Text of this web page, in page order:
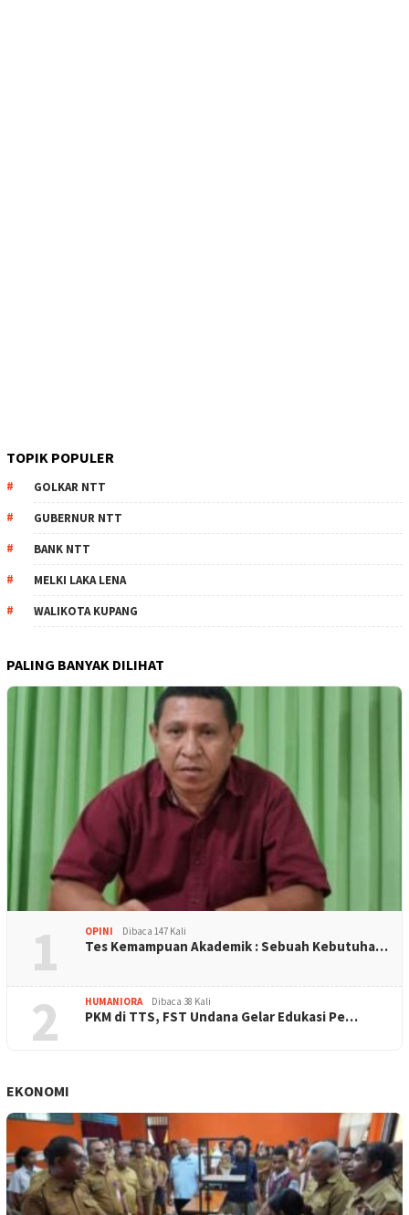
TOPIK POPULER
GOLKAR NTT
GUBERNUR NTT
BANK NTT
MELKI LAKA LENA
WALIKOTA KUPANG
PALING BANYAK DILIHAT
1 OPINI Dibaca 147 Kali
Tes Kemampuan Akademik : Sebuah Kebutuha…
2 HUMANIORA Dibaca 38 Kali
PKM di TTS, FST Undana Gelar Edukasi Pe…
EKONOMI